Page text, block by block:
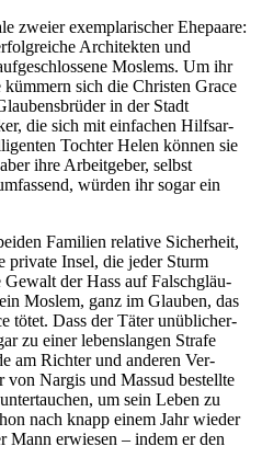
zweier exemplarischer Ehepaare:
Architekten und
Moslems. Um ihr
sich die Christen Grace
in der Stadt
die sich mit einfachen Hilfsar­
Tochter Helen können sie
ihre Arbeit­geber, selbst
würden ihr sogar ein
Familien relative Sicher­heit,
private Insel, die jeder Sturm
der Hass auf Falsch­gläu­
Moslem, ganz im Glauben, das
tötet. Dass der Täter unüb­licher­
zu einer lebens­langen Strafe
am Richter und anderen Ver­
Nargis und Massud bestellte
um sein Leben zu
nach knapp einem Jahr wieder
Mann erwiesen – indem er den